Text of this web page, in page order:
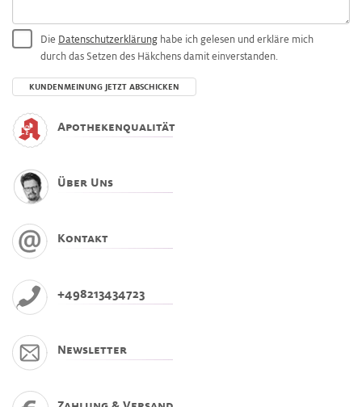
Die Datenschutzerklärung habe ich gelesen und erkläre mich
durch das Setzen des Häkchens damit einverstanden.
Apothekenqualität
Über Uns
Kontakt
+498213434723
Newsletter